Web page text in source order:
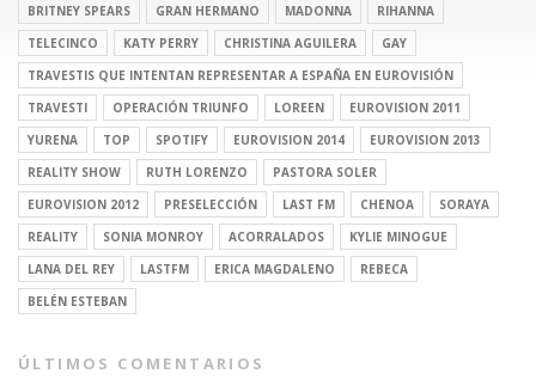
BRITNEY SPEARS
GRAN HERMANO MADONNA
RIHANNA
TELECINCO
KATY PERRY CHRISTINA AGUILERA
GAY
TRAVESTIS QUE INTENTAN REPRESENTAR A ESPAÑA EN EUROVISIÓN
TRAVESTI
OPERACIÓN TRIUNFO LOREEN
EUROVISION 2011
YURENA
TOP SPOTIFY EUROVISION 2014
EUROVISION 2013
REALITY SHOW
RUTH LORENZO
PASTORA SOLER
EUROVISION 2012
PRESELECCIÓN LAST FM CHENOA
SORAYA
REALITY
SONIA MONROY ACORRALADOS
KYLIE MINOGUE
LANA DEL REY
LASTFM ERICA MAGDALENO
REBECA
BELÉN ESTEBAN
ÚLTIMOS COMENTARIOS